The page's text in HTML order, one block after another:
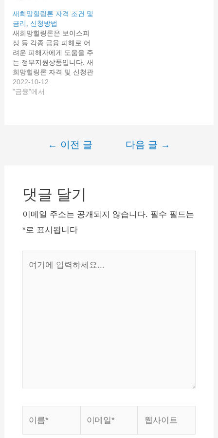
새희망힐링론 자격 조건 및
금리, 신청방법
새희망힐링론은 보이스피
싱 등 각종 금융 피해로 어
려운 피해자에게 도움을 주
는 정부지원상품입니다. 새
희망힐링론 자격 및 신청관
련 자세한 내용 알아보도록
하겠습니다. 새희망힐링론
필요자금을 지원하는 대출
상품입니다. 지속적으로 보
입은 분들이…
2022-10-12
"금융"에서
게
← 이전 글 다음 글 →
댓글 달기
이메일 주소는 공개되지 않습니다. 필수 필드는
*로 표시됩니다